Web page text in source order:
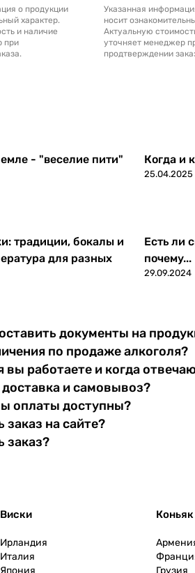
о продукции
характер.
и наличие
при
Указанная
носит
Актуальную
уточняет менеджер
продтверждении
- "веселие пити" Когда и
25.04.2025
традиции, бокалы и
для разных
Есть ли
почему...
29.09.2024
документы на
по продаже алкоголя?
вы работаете и когда
доставка и самовывоз?
оплаты доступны?
на сайте?
заказ?
Виски
Ирландия
Италия
Япония
Коньяк
Грузия